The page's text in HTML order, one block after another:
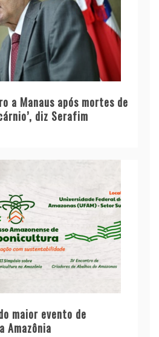
a Manaus após mortes de
diz Serafim
maior evento de
Amazônia